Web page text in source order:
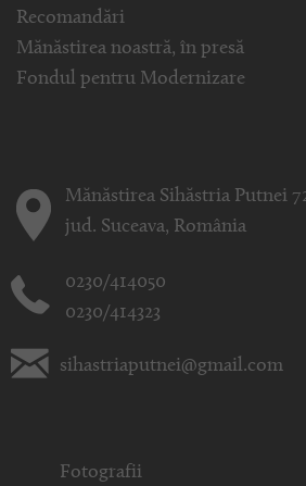
Recomandări
Mănăstirea noastră, în presă
Fondul pentru Modernizare
Mănăstirea Sihăstria Putnei
jud. Suceava, România
0230/414050
0230/414323
sihastriaputnei@gmail.com
Fotografii